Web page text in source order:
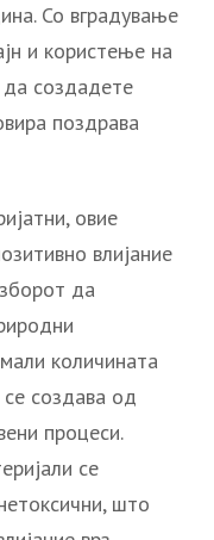
Со вградување
и користење на
создадете
поздрава
овие
влијание
да
количината
создава од
процеси.
се
што